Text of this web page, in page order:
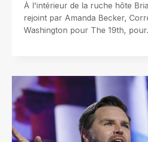
À l'intérieur de la ruche hôte
rejoint par Amanda Becker,
Washington pour The 19th,